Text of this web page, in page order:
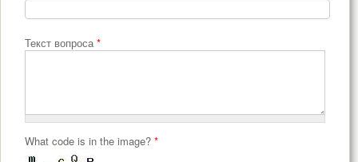
Текст вопроса *
What code is in the image? *